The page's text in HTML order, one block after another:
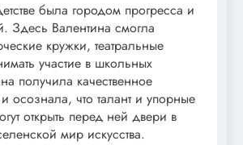
была городом прогресса и
Здесь Валентина смогла
кружки, театральные
участие в школьных
получила качественное
осознала, что талант и упорные
открыть перед ней двери в
мир искусства.